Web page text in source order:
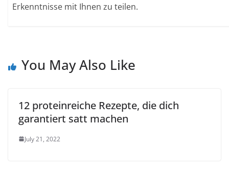
Erkenntnisse mit Ihnen zu teilen.
You May Also Like
12 proteinreiche Rezepte, die dich
garantiert satt machen
July 21, 2022